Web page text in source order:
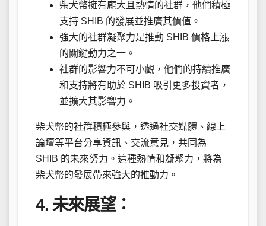
柴犬幣擁有龐大且熱情的社群，他們積極
支持 SHIB 的發展並推廣其價值。
強大的社群凝聚力是推動 SHIB 價格上漲
的關鍵動力之一。
社群的影響力不可小覷，他們的持續推廣
和支持將有助於 SHIB 吸引更多投資者，
並擴大其影響力。
柴犬幣的社群積極參與，透過社交媒體、線上
論壇等平台分享資訊、交流意見，共同為
SHIB 的未來努力。這種熱情和凝聚力，將為
柴犬幣的發展帶來強大的推動力。
4. 未來展望：